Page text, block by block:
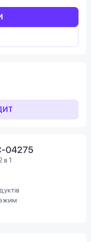
04275
в 1